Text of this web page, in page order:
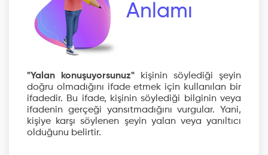
Anlamı
"Yalan konuşuyorsunuz" kişinin söylediği şeyin
doğru olmadığını ifade etmek için kullanılan bir
ifadedir. Bu ifade, kişinin söylediği bilginin veya
ifadenin gerçeği yansıtmadığını vurgular. Yani,
kişiye karşı söylenen şeyin yalan veya yanıltıcı
olduğunu belirtir.